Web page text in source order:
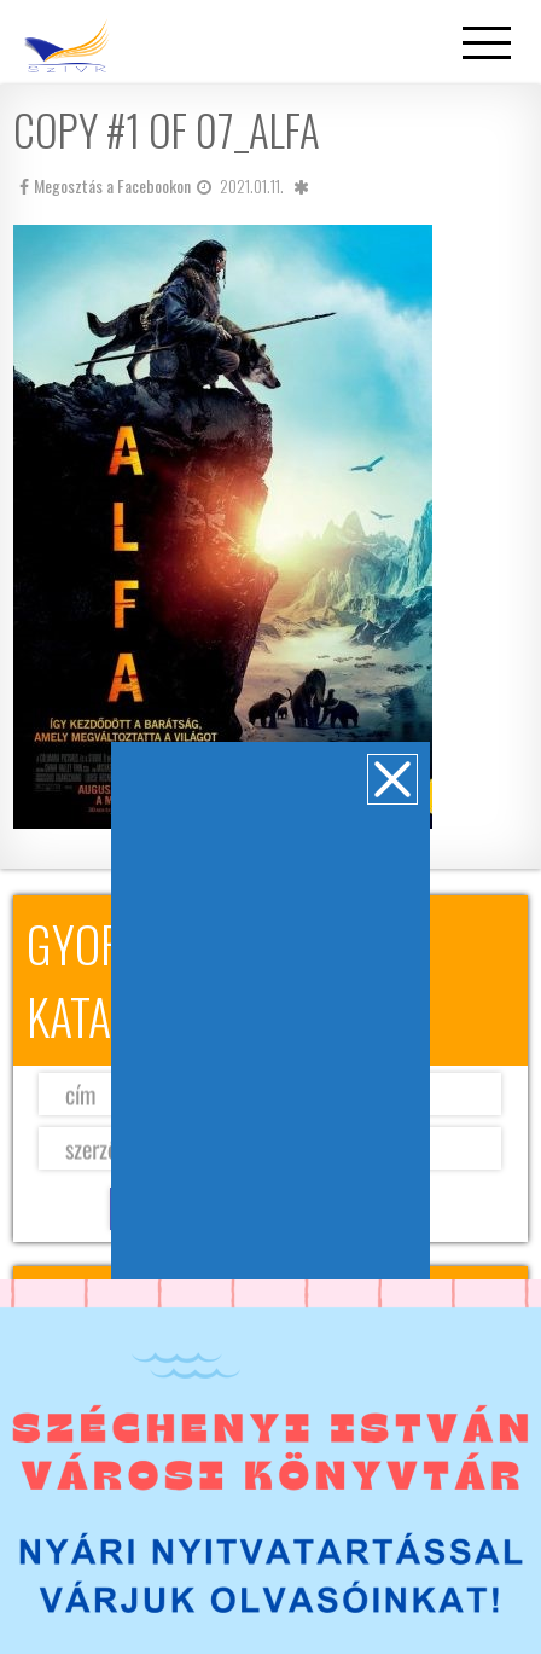
COPY #1 OF 07_ALFA
Megosztás a Facebookon 2021.01.11.
GYORSKERESÉS A
KATALÓGUSBAN
BEJELENTKEZÉS
Az olvasói belépéshez szükséges az olvasójegyen található vonalkód,
továbbá a jelszó, ami a születési dátum nyolc számjeggyel, pl.:
20120821. A jelszó belépés után módosítható.
PÁLYÁZATOK